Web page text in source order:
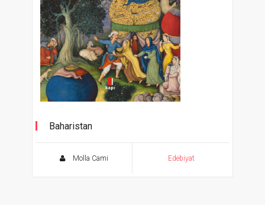
Baharistan
Molla Cami Edebiyat